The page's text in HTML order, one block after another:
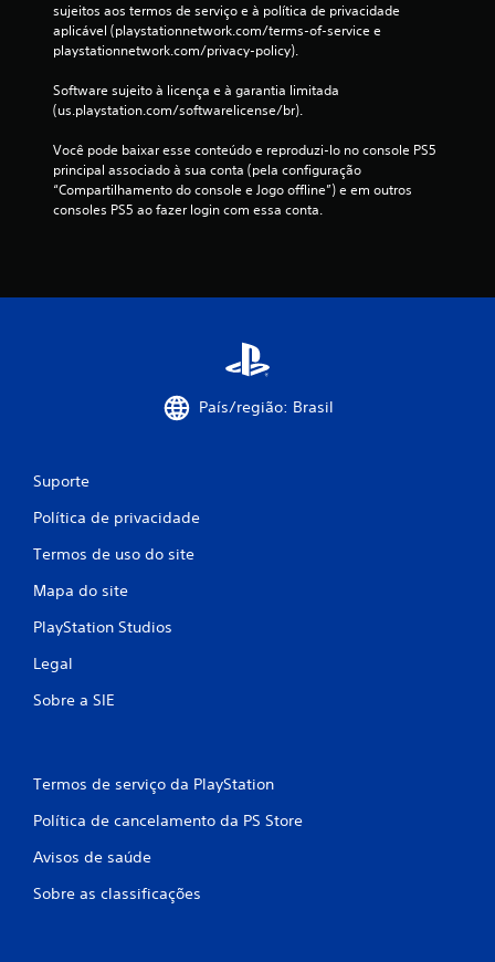
sujeitos aos termos de serviço e à política de privacidade
aplicável (playstationnetwork.com/terms-of-service e
playstationnetwork.com/privacy-policy).
Software sujeito à licença e à garantia limitada
(us.playstation.com/softwarelicense/br).
Você pode baixar esse conteúdo e reproduzi-lo no console PS5
principal associado à sua conta (pela configuração
“Compartilhamento do console e Jogo offline”) e em outros
consoles PS5 ao fazer login com essa conta.
País/região: Brasil
Suporte
Política de privacidade
Termos de uso do site
Mapa do site
PlayStation Studios
Legal
Sobre a SIE
Termos de serviço da PlayStation
Política de cancelamento da PS Store
Avisos de saúde
Sobre as classificações